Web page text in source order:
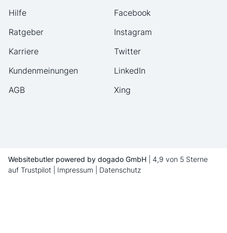
Hilfe
Ratgeber
Karriere
Kundenmeinungen
AGB
Facebook
Instagram
Twitter
LinkedIn
Xing
Websitebutler powered by dogado GmbH
4,9 von 5 Sterne
auf Trustpilot
Impressum Datenschutz